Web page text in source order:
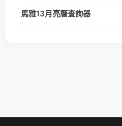
馬雅13月亮曆查詢器